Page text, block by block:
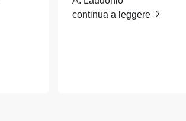
continua a leggere